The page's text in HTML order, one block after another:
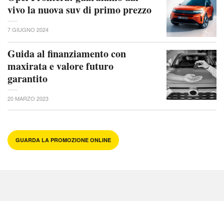
vivo la nuova suv di primo prezzo
7 GIUGNO 2024
Guida al finanziamento con
maxirata e valore futuro
garantito
20 MARZO 2023
GUARDA LA PROMOZIONE ONLINE